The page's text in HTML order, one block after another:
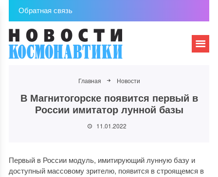
Обратная связь
Главная Новости
В Магнитогорске появится первый в
России имитатор лунной базы
11.01.2022
Первый в России модуль, имитирующий лунную базу и
доступный массовому зрителю, появится в строящемся в